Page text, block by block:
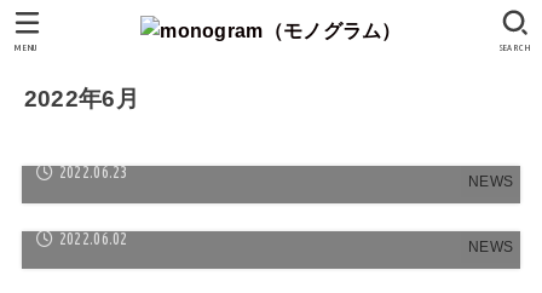
SEARCH
MENU
2022年6月
NEWS
2022.06.23
NEWS
スタッフイシゲの愛用品紹介
2022.06.02